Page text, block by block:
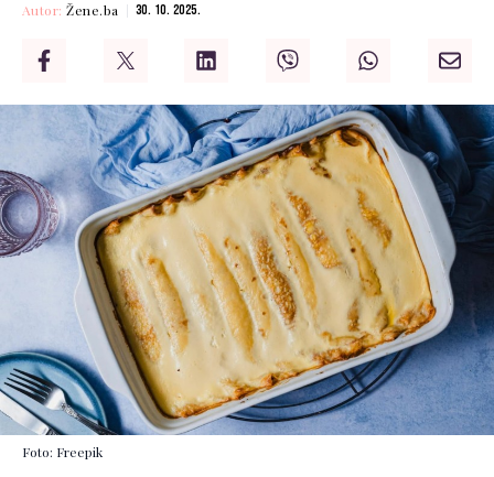
Autor:Žene.ba 30. 10. 2025.
Foto: Freepik